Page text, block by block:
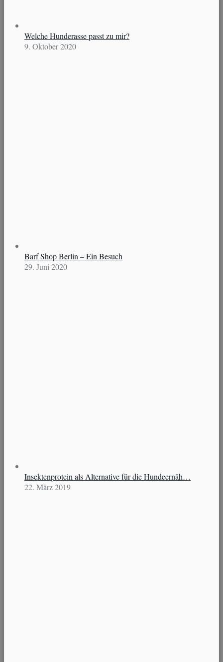
Welche Hunderasse passt zu mir?
9. Oktober 2020
Barf Shop Berlin – Ein Besuch
29. Juni 2020
Insektenprotein als Alternative für die Hundeernäh…
22. März 2019